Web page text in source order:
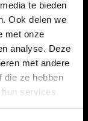
te bieden
Ook delen we
met onze
analyse. Deze
met andere
die ze hebben
services.
om
het